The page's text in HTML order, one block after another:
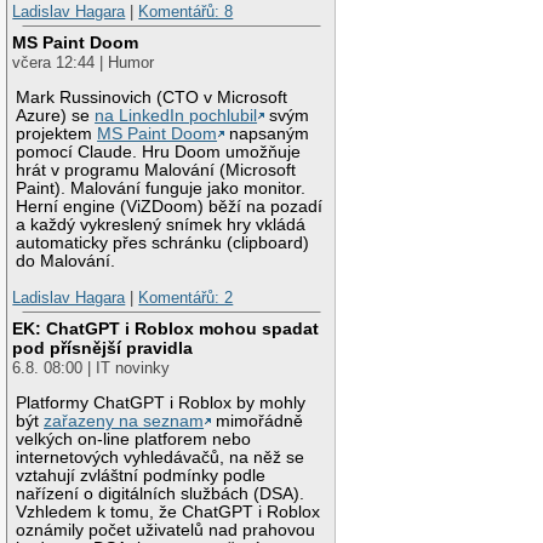
Ladislav Hagara Komentářů: 8
MS Paint Doom
včera 12:44 | Humor
Mark Russinovich (CTO v Microsoft
Azure) se na LinkedIn pochlubil
svým
projektem MS Paint Doom
napsaným
pomocí Claude. Hru Doom umožňuje
hrát v programu Malování (Microsoft
Paint). Malování funguje jako monitor.
Herní engine (ViZDoom) běží na pozadí
a každý vykreslený snímek hry vkládá
automaticky přes schránku (clipboard)
do Malování.
Ladislav Hagara
Komentářů: 2
EK: ChatGPT i Roblox mohou spadat
pod přísnější pravidla
6.8. 08:00 | IT novinky
Platformy ChatGPT i Roblox by mohly
býtzařazeny na seznam
mimořádně
velkých on-line platforem nebo
internetových vyhledávačů, na něž se
vztahují zvláštní podmínky podle
nařízení o digitálních službách (DSA).
Vzhledem k tomu, že ChatGPT i Roblox
oznámily počet uživatelů nad prahovou